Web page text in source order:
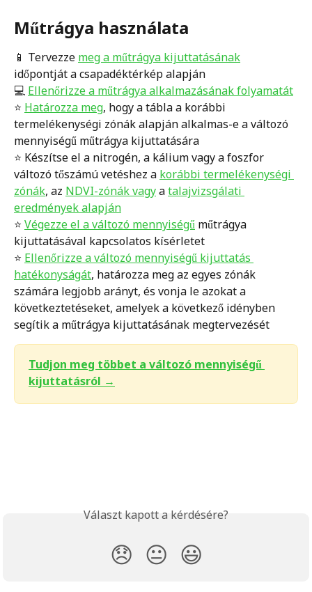
Műtrágya használata
📱 Tervezze meg a műtrágya kijuttatásának
időpontját a csapadéktérkép alapján
💻 Ellenőrizze a műtrágya alkalmazásának folyamatát
⭐️ Határozza meg, hogy a tábla a korábbi
termelékenységi zónák alapján alkalmas-e a változó
mennyiségű műtrágya kijuttatására
⭐️ Készítse el a nitrogén, a kálium vagy a foszfor
változó tőszámú vetéshez a korábbi termelékenységi
zónák, az NDVI-zónák vagy a talajvizsgálati
eredmények alapján
⭐️ Végezze el a változó mennyiségű műtrágya
kijuttatásával kapcsolatos kísérletet
⭐️ Ellenőrizze a változó mennyiségű kijuttatás
hatékonyságát, határozza meg az egyes zónák
számára legjobb arányt, és vonja le azokat a
következtetéseket, amelyek a következő idényben
segítik a műtrágya kijuttatásának megtervezését
Tudjon meg többet a változó mennyiségű
kijuttatásról →
Választ kapott a kérdésére?
😞 😐 😃